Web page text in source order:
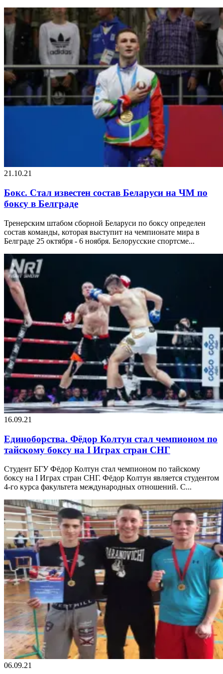
21.10.21
Бокс. Стал известен состав Беларуси на ЧМ по
боксу в Белграде
Тренерским штабом сборной Беларуси по боксу определен
состав команды, которая выступит на чемпионате мира в
Белграде 25 октября - 6 ноября. Белорусские спортсме...
16.09.21
Единоборства. Фёдор Колтун стал чемпионом по
тайскому боксу на I Играх стран СНГ
Студент БГУ Фёдор Колтун стал чемпионом по тайскому
боксу на I Играх стран СНГ. Фёдор Колтун является студентом
4-го курса факультета международных отношений. С...
06.09.21